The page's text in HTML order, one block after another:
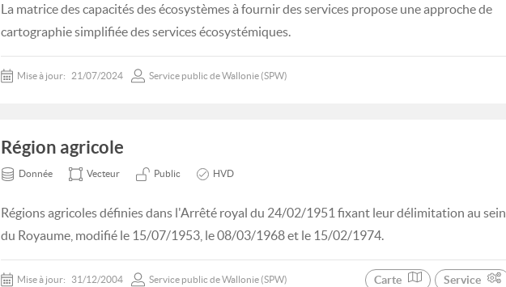
La matrice des capacités des écosystèmes à fournir des services propose une approche de
cartographie simplifiée des services écosystémiques.
Mise à jour: 21/07/2024 Service public de Wallonie (SPW)
Région agricole
Donnée Vecteur Public HVD
Régions agricoles définies dans l'Arrêté royal du 24/02/1951 fixant leur délimitation au sein
du Royaume, modifié le 15/07/1953, le 08/03/1968 et le 15/02/1974.
Mise à jour: 31/12/2004 Service public de Wallonie (SPW) Carte Service